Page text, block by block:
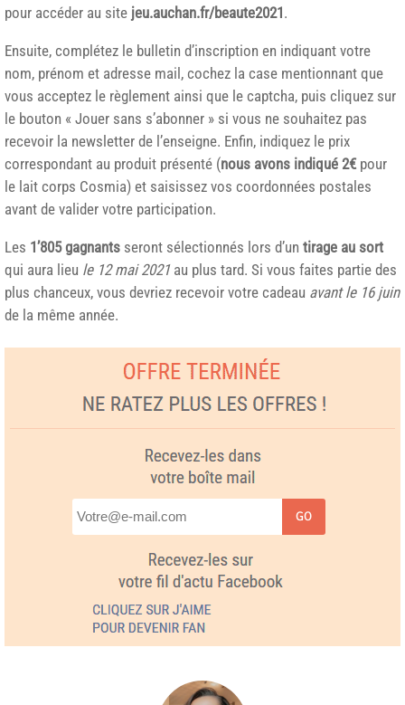
pour accéder au site jeu.auchan.fr/beaute2021.
Ensuite, complétez le bulletin d’inscription en indiquant votre
nom, prénom et adresse mail, cochez la case mentionnant que
vous acceptez le règlement ainsi que le captcha, puis cliquez sur
le bouton « Jouer sans s’abonner » si vous ne souhaitez pas
recevoir la newsletter de l’enseigne. Enfin, indiquez le prix
correspondant au produit présenté (nous avons indiqué 2€ pour
le lait corps Cosmia) et saisissez vos coordonnées postales
avant de valider votre participation.
Les 1’805 gagnants seront sélectionnés lors d’un tirage au sort
qui aura lieu le 12 mai 2021au plus tard. Si vous faites partie des
plus chanceux, vous devriez recevoir votre cadeau avant le 16 juin
de la même année.
GO